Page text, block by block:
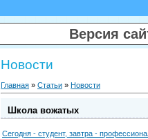
Версия
Новости
Главная » Статьи » Новости
Школа вожатых
Сегодня - студент, завтра -